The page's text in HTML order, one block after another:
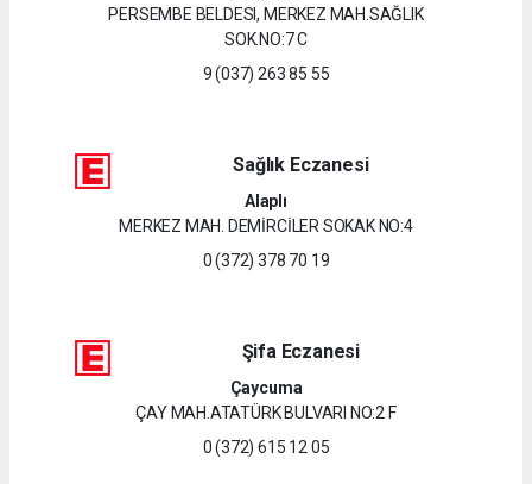
PERSEMBE BELDESI, MERKEZ MAH.SAĞLIK
SOK.NO:7 C
9 (037) 263 85 55
Sağlık Eczanesi
Alaplı
MERKEZ MAH. DEMİRCİLER SOKAK NO:4
0 (372) 378 70 19
Şifa Eczanesi
Çaycuma
ÇAY MAH.ATATÜRK BULVARI NO:2 F
0 (372) 615 12 05